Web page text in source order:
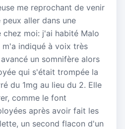
me reprochant de venir
aller dans une
chez moi: j'ai habité Malo
m'a indiqué à voix très
un somnifère alors
qui s'était trompée la
du 1mg au lieu du 2. Elle
comme le font
après avoir fait les
un second flacon d'un